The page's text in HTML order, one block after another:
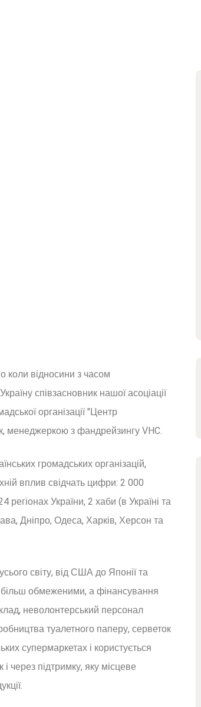
коли відносини з часом
співзасновник нашої асоціації
організації "Центр
менеджеркою з фандрейзингу VHC.
громадських організацій,
вплив свідчать цифри: 2 000
регіонах України, 2 хаби (в Україні та
Дніпро, Одеса, Харків, Херсон та
світу, від США до Японії та
більш обмеженими, а фінансування
неволонтерський персонал
туалетного паперу, серветок
супермаркетах і користується
через підтримку, яку місцеве